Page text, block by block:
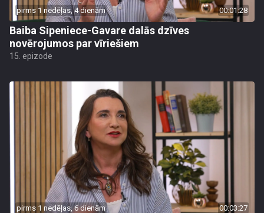
pirms 1 nedēļas, 4 dienām 00:01:28
Baiba Sipeniece-Gavare dalās dzīves
novērojumos par vīriešiem
15. epizode
pirms 1 nedēļas, 6 dienām 00:03:27